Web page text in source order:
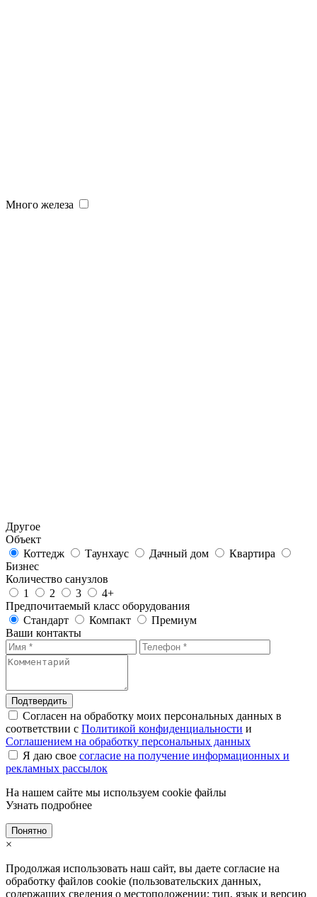
Много железа
Другое
Объект
Коттедж
Таунхаус Дачный дом
Квартира
Бизнес
Количество санузлов
1
2 3
4+
Предпочитаемый класс оборудования
Стандарт
Компакт
Премиум
Ваши контакты
Подтвердить
Согласен на обработку моих персональных данных в
соответствии с Политикой конфиденциальности и
Соглашением на обработку персональных данных
Я даю свое согласие на получение информационных и
рекламных рассылок
На нашем сайте мы используем cookie файлы
Узнать подробнее
Понятно
×
Продолжая использовать наш сайт, вы даете согласие на
обработку файлов cookie (пользовательских данных,
содержащих сведения о местоположении; тип, язык и версию